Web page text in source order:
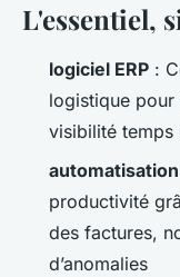
Les
16/06/2026
L'essentiel,
logiciel ERP :
logistique pour
visibilité temps
productivité
des factures,
d’anomalies